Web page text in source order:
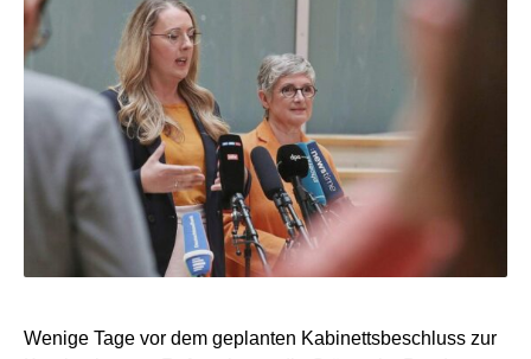
Wenige Tage vor dem geplanten Kabinettsbeschluss zur